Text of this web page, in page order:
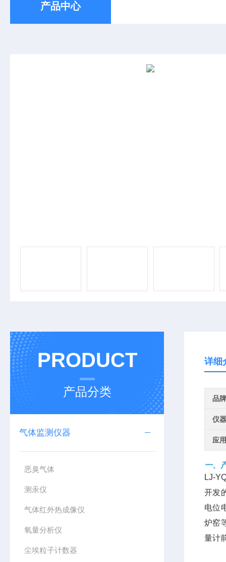
产品中心
PRODUCT
产品分类
气体监测仪器
恶臭气体
测汞仪
气体红外热成像仪
氧量分析仪
尘埃粒子计数器
详细
品牌
仪
应
一、
LJ-
开发
电位
炉窑
量计